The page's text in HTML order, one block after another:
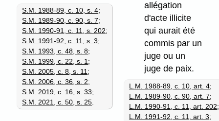
S.M. 1988-89, c. 10, s. 4;
S.M. 1989-90, c. 90, s. 7;
S.M. 1990-91, c. 11, s. 202;
S.M. 1991-92, c. 11, s. 3;
S.M. 1993, c. 48, s. 8;
S.M. 1999, c. 22, s. 1 ;
S.M. 2005, c. 8, s. 11 ;
S.M. 2006, c. 36, s. 2;
S.M. 2019, c. 16, s. 33;
S.M. 2021, c. 50, s. 25
allégation
d'acte illicite
qui aurait été
commis par un
juge ou un
juge de paix.
L.M. 1988-89, c. 10, art. 4;
L.M. 1989-90, c. 90, art. 7;
L.M. 1990-91, c. 11, art. 202;
L.M. 1991-92, c. 11, art. 3;